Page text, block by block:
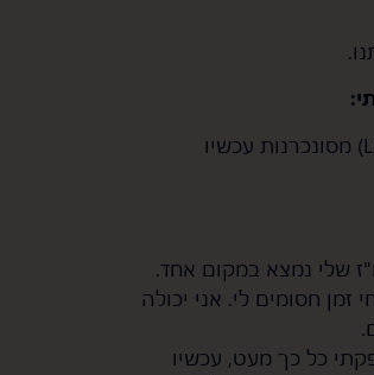
שלי נמצא במקום אחד.
זמן חסומים לי. אני יכולה
כל כך מעט, עכשיו